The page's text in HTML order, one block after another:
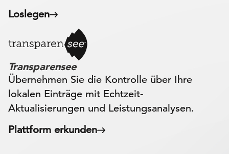
Loslegen
Transparensee
Übernehmen Sie die Kontrolle über Ihre
lokalen Einträge mit Echtzeit-
Aktualisierungen und Leistungsanalysen.
Plattform erkunden